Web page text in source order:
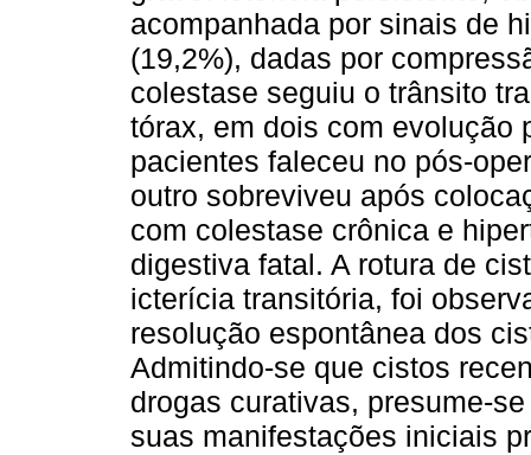
acompanhada por sinais de
(19,2%), dadas por
colestase seguiu o trânsito
tórax, em dois com evolução
pacientes faleceu no pós-
outro sobreviveu após
com colestase crônica e
digestiva fatal. A rotura de
icterícia transitória, foi
resolução espontânea dos
Admitindo-se que cistos
drogas curativas, presume-
suas manifestações iniciais